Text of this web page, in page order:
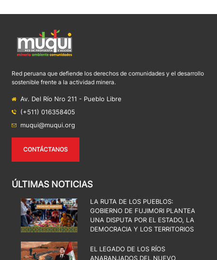
Red peruana que defiende los derechos de comunidades y el desarrollo
sostenible frente a la actividad minera.
Av. Del Río Nro 211 - Pueblo Libre
(+511) 016358405
muqui@muqui.org
CONTÁCTANOS
ÚLTIMAS NOTICIAS
LA RUTA DE LOS PUEBLOS:
GOBIERNO DE FUJIMORI PLANTEA
UNA DISPUTA POR EL ESTADO, LA
DEMOCRACIA Y LOS TERRITORIOS
EL LEGADO DE LOS RÍOS
ANARANJADOS DEL NUEVO